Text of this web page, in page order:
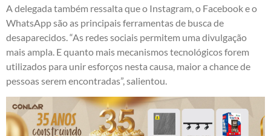
A delegada também ressalta que o Instagram, o Facebook e o
WhatsApp são as principais ferramentas de busca de
desaparecidos. “As redes sociais permitem uma divulgação
mais ampla. E quanto mais mecanismos tecnológicos forem
utilizados para unir esforços nesta causa, maior a chance de
pessoas serem encontradas”, salientou.